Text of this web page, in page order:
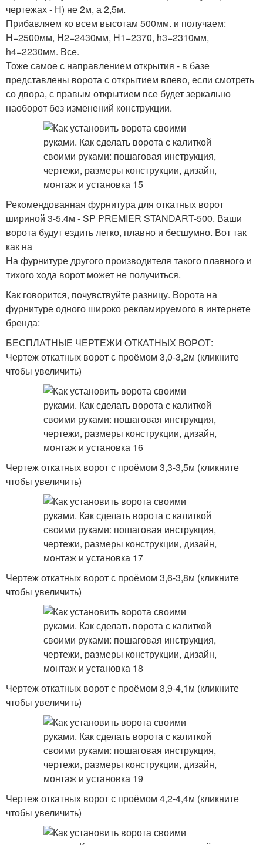
чертежах - Н) не 2м, а 2,5м.
Прибавляем ко всем высотам 500мм. и получаем:
Н=2500мм, Н2=2430мм, Н1=2370, h3=2310мм,
h4=2230мм. Все.
Тоже самое с направлением открытия - в базе
представлены ворота с открытием влево, если смотреть
со двора, с правым открытием все будет зеркально
наоборот без изменений конструкции.
Рекомендованная фурнитура для откатных ворот
шириной 3-5.4м - SP PREMIER STANDART-500. Ваши
ворота будут ездить легко, плавно и бесшумно. Вот так
как на
На фурнитуре другого производителя такого плавного и
тихого хода ворот может не получиться.
Как говорится, почувствуйте разницу. Ворота на
фурнитуре одного широко рекламируемого в интернете
бренда:
БЕСПЛАТНЫЕ ЧЕРТЕЖИ ОТКАТНЫХ ВОРОТ:
Чертеж откатных ворот с проёмом 3,0-3,2м (кликните
чтобы увеличить)
Чертеж откатных ворот с проёмом 3,3-3,5м (кликните
чтобы увеличить)
Чертеж откатных ворот с проёмом 3,6-3,8м (кликните
чтобы увеличить)
Чертеж откатных ворот с проёмом 3,9-4,1м (кликните
чтобы увеличить)
Чертеж откатных ворот с проёмом 4,2-4,4м (кликните
чтобы увеличить)